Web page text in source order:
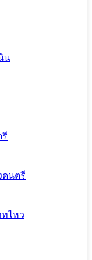
น
รี
ดนตรี
ทไหว